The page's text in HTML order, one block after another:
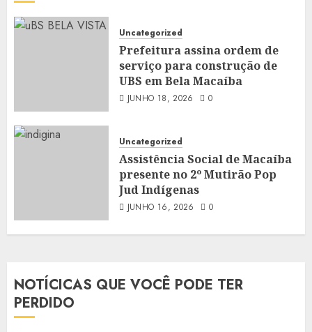
Uncategorized
Prefeitura assina ordem de
serviço para construção de
UBS em Bela Macaíba
JUNHO 18, 2026 0
Uncategorized
Assistência Social de Macaíba
presente no 2º Mutirão Pop
Jud Indígenas
JUNHO 16, 2026 0
NOTÍCICAS QUE VOCÊ PODE TER
PERDIDO